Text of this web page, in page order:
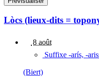
Lòcs (lieux-dits =
8 août
Suffixe -arís, -
(Biert)